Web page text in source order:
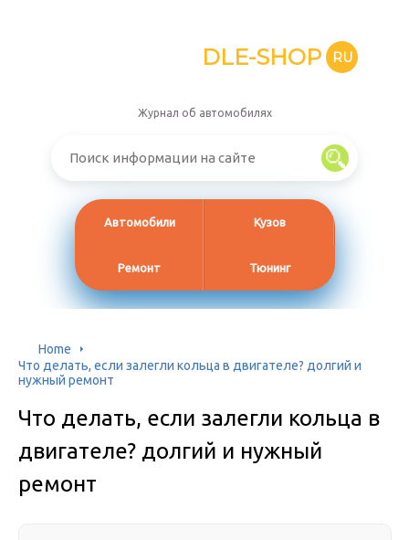
DLE-SHOP RU
Журнал об автомобилях
Автомобили Кузов
Ремонт Тюнинг
Home
Что делать, если залегли кольца в двигателе? долгий и
нужный ремонт
Что делать, если залегли кольца в
двигателе? долгий и нужный
ремонт